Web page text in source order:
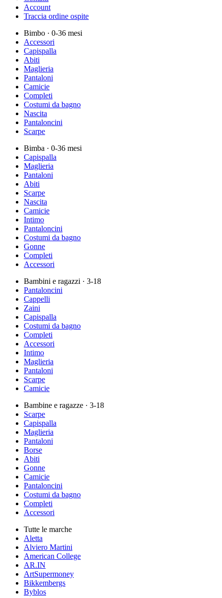
Account
Traccia ordine ospite
Bimbo · 0-36 mesi
Accessori
Capispalla
Abiti
Maglieria
Pantaloni
Camicie
Completi
Costumi da bagno
Nascita
Pantaloncini
Scarpe
Bimba · 0-36 mesi
Capispalla
Maglieria
Pantaloni
Abiti
Scarpe
Nascita
Camicie
Intimo
Pantaloncini
Costumi da bagno
Gonne
Completi
Accessori
Bambini e ragazzi · 3-18
Pantaloncini
Cappelli
Zaini
Capispalla
Costumi da bagno
Completi
Accessori
Intimo
Maglieria
Pantaloni
Scarpe
Camicie
Bambine e ragazze · 3-18
Scarpe
Capispalla
Maglieria
Pantaloni
Borse
Abiti
Gonne
Camicie
Pantaloncini
Costumi da bagno
Completi
Accessori
Tutte le marche
Aletta
Alviero Martini
American College
AR.IN
ArtSupermoney
Bikkembergs
Byblos